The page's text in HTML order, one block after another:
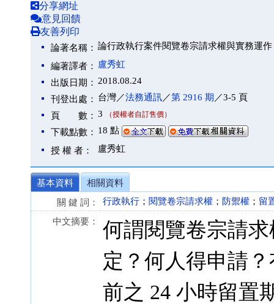
分享網址
意見回饋
友善列印
論著名稱： 論行政執行案件閱覽卷宗請求權與實務運
編著譯者：
盧秀虹
出版日期： 2018.08.24
刊登出處： 台灣／法務通訊／第 2916 期 ／3-5 頁
頁 數： 3 （授權者自訂售價）
下載點數： 18 點
授 權 者： 盧秀虹
基本資料
相關資料
關 鍵 詞：
行政執行 ； 閱覽卷宗請求權 ； 防禦權 ； 留
中文摘要：
何謂閱覽卷宗請
定？何人得申請
前之 24 小時留置